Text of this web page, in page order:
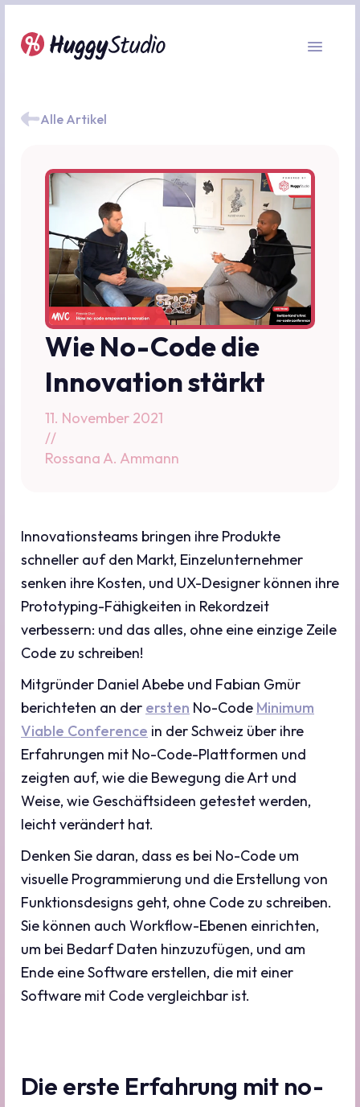
Alle Artikel
Wie No-Code die
Innovation stärkt
11. November 2021
//
Rossana A. Ammann
Innovationsteams bringen ihre Produkte
schneller auf den Markt, Einzelunternehmer
senken ihre Kosten, und UX-Designer können ihre
Prototyping-Fähigkeiten in Rekordzeit
verbessern: und das alles, ohne eine einzige Zeile
Code zu schreiben!
Mitgründer Daniel Abebe und Fabian Gmür
berichteten an der ersten No-Code Minimum
Viable Conference in der Schweiz über ihre
Erfahrungen mit No-Code-Plattformen und
zeigten auf, wie die Bewegung die Art und
Weise, wie Geschäftsideen getestet werden,
leicht verändert hat.
Denken Sie daran, dass es bei No-Code um
visuelle Programmierung und die Erstellung von
Funktionsdesigns geht, ohne Code zu schreiben.
Sie können auch Workflow-Ebenen einrichten,
um bei Bedarf Daten hinzuzufügen, und am
Ende eine Software erstellen, die mit einer
Software mit Code vergleichbar ist.
Die erste Erfahrung mit no-